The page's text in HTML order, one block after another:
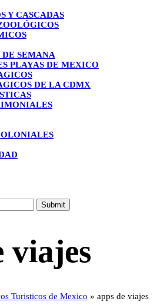
Y CASCADAS
SEMANA
PLAYAS DE MEXICO
DE LA CDMX
Submit
viajes
Turisticos de Mexico » apps de viajes